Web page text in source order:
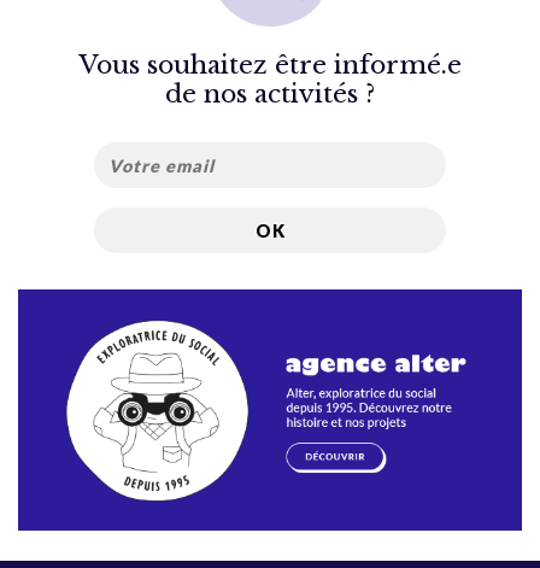
Vous souhaitez être informé.e
de nos activités ?